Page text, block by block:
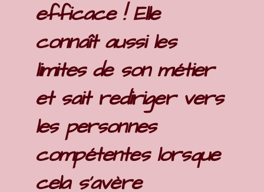
efficace ! Elle
connaît aussi les
limites de son métier
et sait rediriger vers
les personnes
compétentes lorsque
cela s'avère